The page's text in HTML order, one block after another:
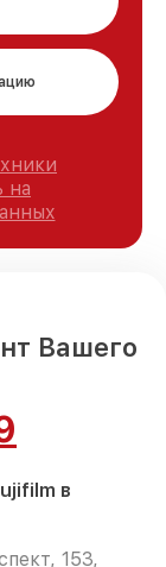
на
Вашего
в
153,